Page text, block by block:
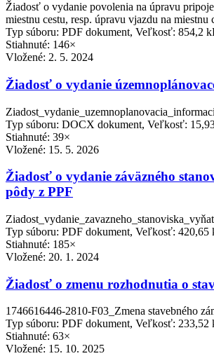
Žiadosť o vydanie povolenia na úpravu
miestnu cestu, resp. úpravu vjazdu na
Typ súboru: PDF dokument, Veľkosť: 854,2
Stiahnuté: 146×
Vložené: 2. 5. 2024
Žiadosť o vydanie
Typ súboru: DOCX dokument, Veľkosť:
Stiahnuté: 39×
Vložené: 15. 5. 2026
Žiadosť o vydanie záväzného
pôdy z PPF
Typ súboru: PDF dokument, Veľkosť: 420,65
Stiahnuté: 185×
Vložené: 20. 1. 2024
Žiadosť o zmenu rozhodnutia o
1746616446-2810-F03_Zmena stavebného
Typ súboru: PDF dokument, Veľkosť: 233,52
Stiahnuté: 63×
Vložené: 15. 10. 2025